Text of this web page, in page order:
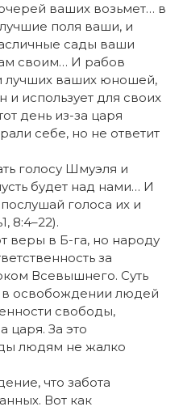
ваших возьмет… в
поля ваши, и
сады ваши
своим… И рабов
лучших ваших юношей,
и использует для своих
день из-за царя
себе, но не ответит
голосу Шмуэля и
будет над нами… И
голоса их и
8:4–22).
веры в Б-га, но народу
за
Всевышнего. Суть
в освобождении людей
свободы,
царя. За это
людям не жалко
что забота
Вот как